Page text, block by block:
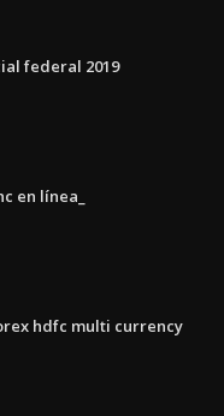
federal 2019
en línea_
hdfc multi currency